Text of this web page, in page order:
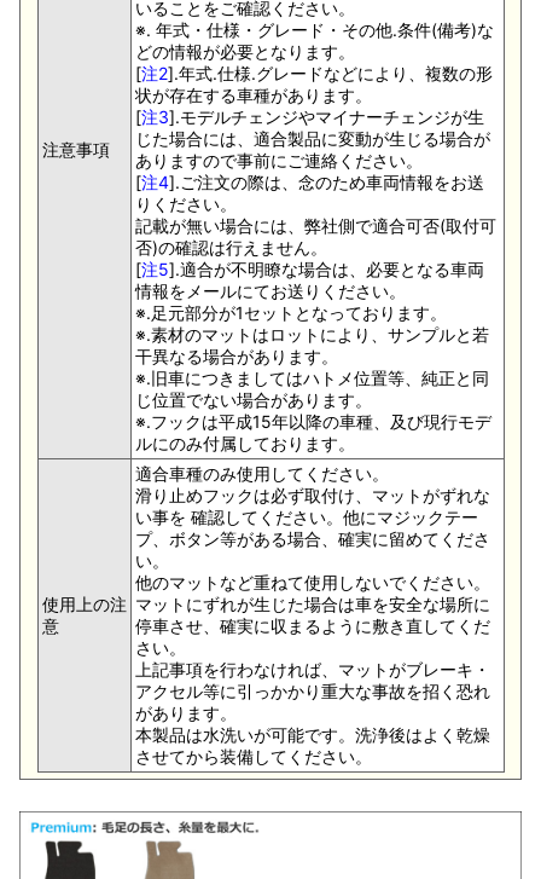
注意事項
いることをご確認ください。
※. 年式・仕様・グレード・その他.条件(備考)な
どの情報が必要となります。
[注2].年式.仕様.グレードなどにより、複数の形
状が存在する車種があります。
[注3].モデルチェンジやマイナーチェンジが生
じた場合には、適合製品に変動が生じる場合が
ありますので事前にご連絡ください。
[注4].ご注文の際は、念のため車両情報をお送
りください。
記載が無い場合には、弊社側で適合可否(取付可
否)の確認は行えません。
[注5].適合が不明瞭な場合は、必要となる車両
情報をメールにてお送りください。
※.足元部分が1セットとなっております。
※.素材のマットはロットにより、サンプルと若
干異なる場合があります。
※.旧車につきましてはハトメ位置等、純正と同
じ位置でない場合があります。
※.フックは平成15年以降の車種、及び現行モデ
ルにのみ付属しております。
使用上の注
意
適合車種のみ使用してください。
滑り止めフックは必ず取付け、マットがずれな
い事を 確認してください。他にマジックテー
プ、ボタン等がある場合、確実に留めてくださ
い。
他のマットなど重ねて使用しないでください。
マットにずれが生じた場合は車を安全な場所に
停車させ、確実に収まるように敷き直してくだ
さい。
上記事項を行わなければ、マットがブレーキ・
アクセル等に引っかかり重大な事故を招く恐れ
があります。
本製品は水洗いが可能です。洗浄後はよく乾燥
させてから装備してください。